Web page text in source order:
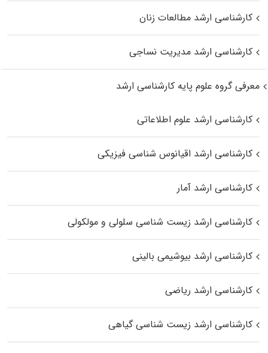
کارشناسی ارشد مطالعات زنان
کارشناسی ارشد مدیریت نساجی
معرفی گروه علوم پایه کارشناسی ارشد
کارشناسی ارشد علوم اطلاعاتی
کارشناسی ارشد اقیانوس‌ شناسی فیزیکی
کارشناسی ارشد آمار
کارشناسی ارشد زیست شناسی سلولی و مولکولی
کارشناسی ارشد بیوشیمی بالینی
کارشناسی ارشد ریاضی
کارشناسی ارشد زیست‌ شناسی گیاهی